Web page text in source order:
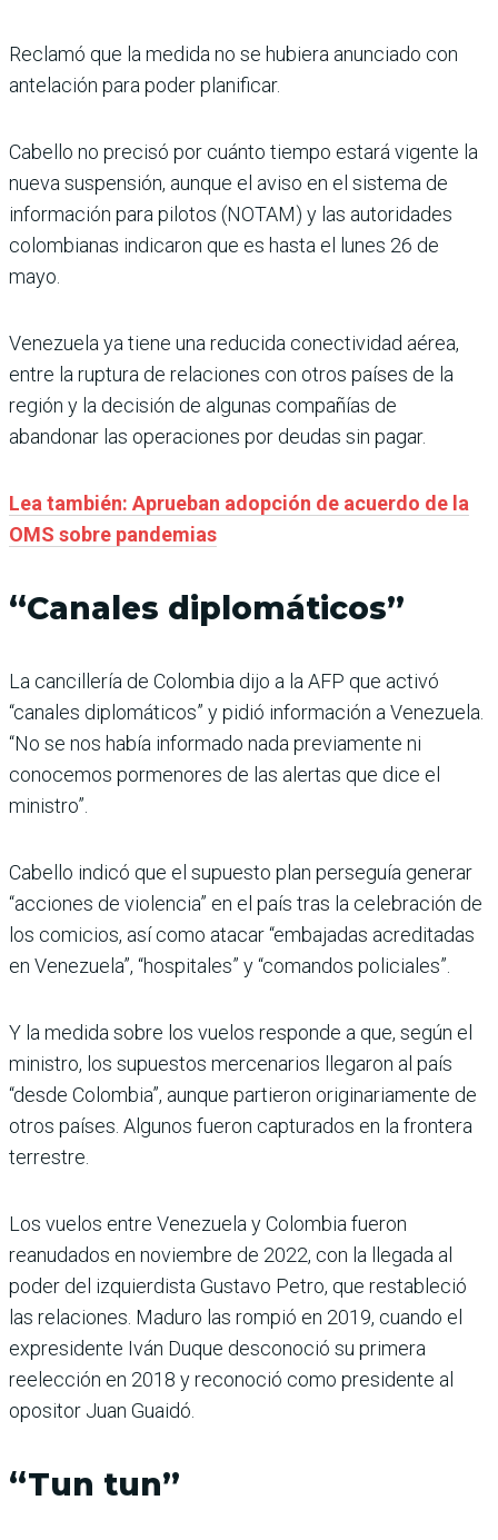
Reclamó que la medida no se hubiera anunciado con
antelación para poder planificar.
Cabello no precisó por cuánto tiempo estará vigente la
nueva suspensión, aunque el aviso en el sistema de
información para pilotos (NOTAM) y las autoridades
colombianas indicaron que es hasta el lunes 26 de
mayo.
Venezuela ya tiene una reducida conectividad aérea,
entre la ruptura de relaciones con otros países de la
región y la decisión de algunas compañías de
abandonar las operaciones por deudas sin pagar.
Lea también: Aprueban adopción de acuerdo de la
OMS sobre pandemias
“Canales diplomáticos”
La cancillería de Colombia dijo a la AFP que activó
“canales diplomáticos” y pidió información a Venezuela.
“No se nos había informado nada previamente ni
conocemos pormenores de las alertas que dice el
ministro”.
Cabello indicó que el supuesto plan perseguía generar
“acciones de violencia” en el país tras la celebración de
los comicios, así como atacar “embajadas acreditadas
en Venezuela”, “hospitales” y “comandos policiales”.
Y la medida sobre los vuelos responde a que, según el
ministro, los supuestos mercenarios llegaron al país
“desde Colombia”, aunque partieron originariamente de
otros países. Algunos fueron capturados en la frontera
terrestre.
Los vuelos entre Venezuela y Colombia fueron
reanudados en noviembre de 2022, con la llegada al
poder del izquierdista Gustavo Petro, que restableció
las relaciones. Maduro las rompió en 2019, cuando el
expresidente Iván Duque desconoció su primera
reelección en 2018 y reconoció como presidente al
opositor Juan Guaidó.
“Tun tun”